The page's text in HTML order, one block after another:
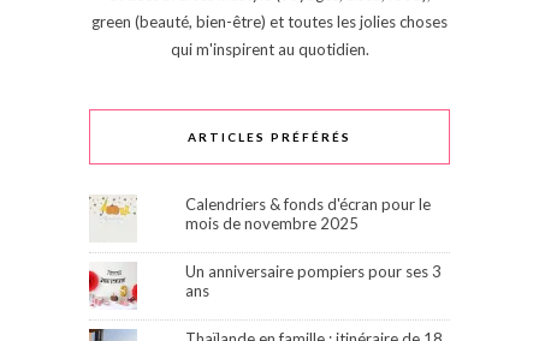
green (beauté, bien-être) et toutes les jolies choses
qui m'inspirent au quotidien.
ARTICLES PRÉFÉRÉS
Calendriers & fonds d'écran pour le
mois de novembre 2025
Un anniversaire pompiers pour ses 3
ans